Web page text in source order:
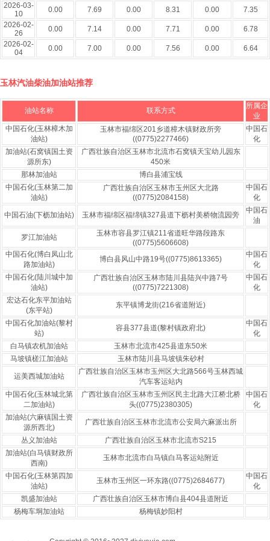
2026-03-
10
0.00 7.69 0.00 8.31 0.00
7.35
2026-02-
26
0.00 7.14 0.00 7.71 0.00
6.78
2026-02-
04
0.00 7.00 0.00 7.56 0.00 6.64
玉林汽油柴油加油站推荐
油站名称 联系方式
所属企
业
中国石化(玉林樟木加
油站)
玉林市福绵区201乡道樟木镇财政所旁
((0775)2277466)
中国石
化
加油站(石窝镇国土资
源所东)
广西壮族自治区玉林市北流市石窝镇天宝幼儿园东
450米
那林加油站
博白县浦宝线
中国石化(玉林第二加
油站)
广西壮族自治区玉林市玉州区大北路
((0775)2084158)
中国石
化
中国石油(下枥加油站) 玉林市福绵区福绵镇327县道下枥村美桥物流园旁
中国石
油
罗江加油站
玉林市容县罗江镇211省道旺华路段路东
((0775)5606608)
中国石化(博白凤山北
路加油站)
博白县风山中路19号((0775)8613365)
中国石
化
中国石化(陆川城中加
油站)
广西壮族自治区玉林市陆川县陆兴中路7号
((0775)7221308)
中国石
化
宏达石化东平加油站
(东平站)
东平镇博龙街(216省道附近)
中国石化加油站(黎村
站)
容县377县道(黎村镇政府北)
中国石
化
白马镇农机加油站
玉林市北流市425县道东50米
马坡镇槎江加油站
玉林市陆川县马坡镇朱砂村
运美西城加油站
广西壮族自治区玉林市玉州区大北路566号玉林西城
汽车客运站内
中国石化(玉林城北第
二加油站)
广西壮族自治区玉林市玉州区民主北路大江桥北桥
头((0775)2380305)
中国石
化
加油站(六麻镇国土资
源所西北)
广西壮族自治区玉林市北流市公安局六麻派出所
丛义加油站
广西壮族自治区玉林市北流市S215
加油站(白马镇财政所
西南)
玉林市北流市白马镇白马客运站附近
中国石化(玉林第四加
油站)
玉林市玉州区一环东路((0775)2684677)
中国石
化
凯盛加油站
广西壮族自治区玉林市博白县404县道附近
杨梅车垌加油站
杨梅镇妙阳村